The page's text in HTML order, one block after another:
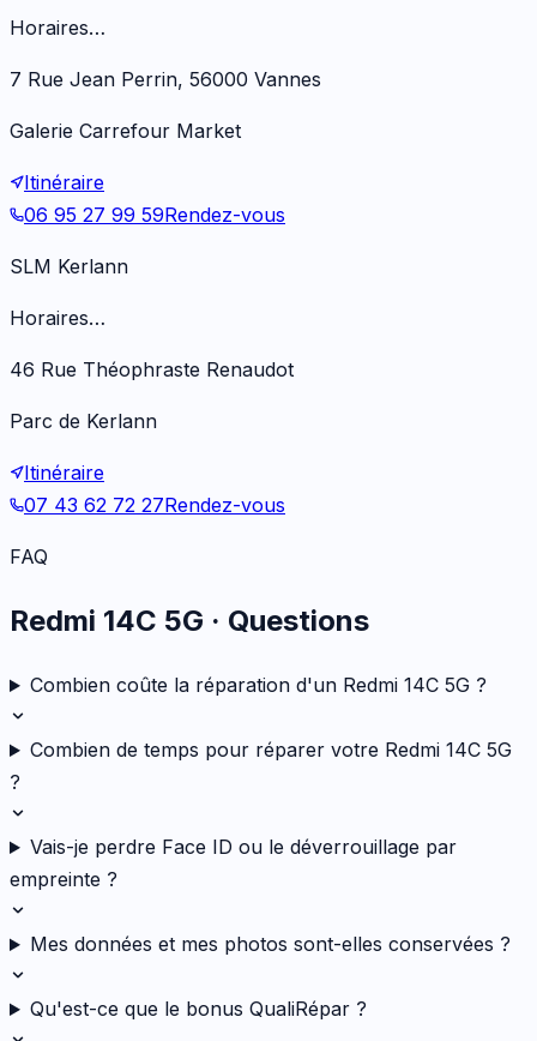
Horaires…
7 Rue Jean Perrin, 56000 Vannes
Galerie Carrefour Market
Itinéraire
06 95 27 99 59Rendez-vous
SLM Kerlann
Horaires…
46 Rue Théophraste Renaudot
Parc de Kerlann
Itinéraire
07 43 62 72 27Rendez-vous
FAQ
Redmi 14C 5G · Questions
Combien coûte la réparation d'un Redmi 14C 5G ?
Combien de temps pour réparer votre Redmi 14C 5G
?
Vais-je perdre Face ID ou le déverrouillage par
empreinte ?
Mes données et mes photos sont-elles conservées ?
Qu'est-ce que le bonus QualiRépar ?